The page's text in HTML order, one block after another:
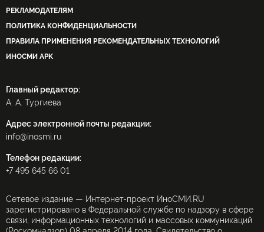
РЕКЛАМОДАТЕЛЯМ
ПОЛИТИКА КОНФИДЕНЦИАЛЬНОСТИ
ПРАВИЛА ПРИМЕНЕНИЯ РЕКОМЕНДАТЕЛЬНЫХ ТЕХНОЛОГИЙ
ИНОСМИ APK
Главный редактор:
А. А. Тургиева
Адрес электронной почты редакции:
info@inosmi.ru
Телефон редакции:
+7 495 645 66 01
Сетевое издание — Интернет-проект ИноСМИ.RU
зарегистрировано в Федеральной службе по надзору в сфере
связи, информационных технологий и массовых коммуникаций